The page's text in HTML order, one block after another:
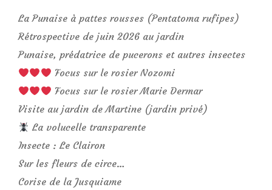
La Punaise à pattes rousses (Pentatoma rufipes)
Rétrospective de juin 2026 au jardin
Punaise, prédatrice de pucerons et autres insectes
Focus sur le rosier Nozomi
Focus sur le rosier Marie Dermar
Visite au jardin de Martine (jardin privé)
La volucelle transparente
Insecte : Le Clairon
Sur les fleurs de circe…
Corise de la Jusquiame